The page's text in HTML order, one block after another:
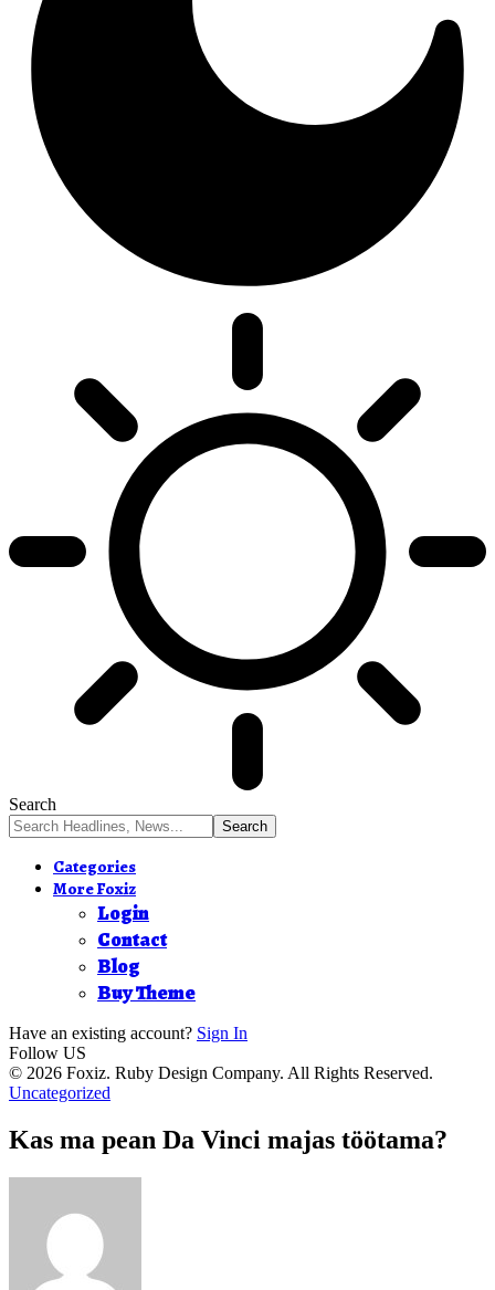
Search
Categories
More Foxiz
Login
Contact
Blog
Buy Theme
Have an existing account? Sign In
Follow US
© 2026 Foxiz. Ruby Design Company. All Rights Reserved.
Uncategorized
Kas ma pean Da Vinci majas töötama?